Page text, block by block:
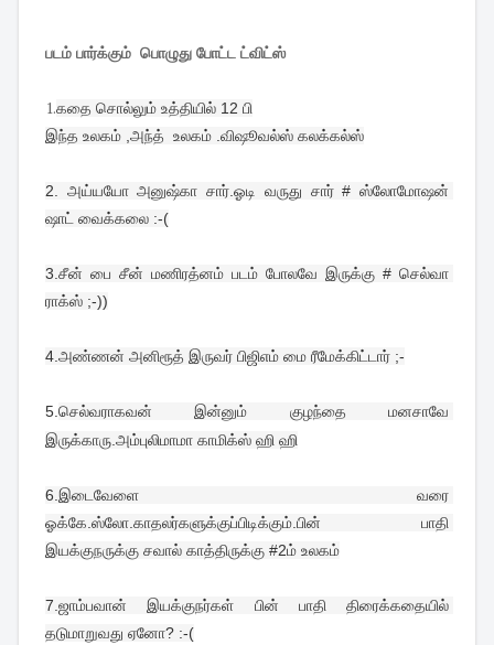
படம் பார்க்கும் பொழுது போட்ட ட்விட்ஸ்
1.கதை சொல்லும் உத்தியில் 12 பி
இந்த உலகம் ,அந்த்  உலகம் .விஷூவல்ஸ் கலக்கல்ஸ்
2. அய்யயோ அனுஷ்கா சார்.ஓடி வருது சார் # ஸ்லோமோஷன்
ஷாட் வைக்கலை :-(
3. சீன் பை சீன் மணிரத்னம் படம் போலவே இருக்கு # செல்வா
ராக்ஸ் ;-))
4. அண்ணன் அனிரூத் இருவர் பிஜிஎம் மை ரீமேக்கிட்டார் ;-
5. செல்வராகவன் இன்னும் குழந்தை மனசாவே
இருக்காரு.அம்புலிமாமா காமிக்ஸ் ஹி ஹி
6. இடைவேளை வரை
ஓக்கே.ஸ்லோ.காதலர்களுக்குப்பிடிக்கும்.பின் பாதி
இயக்குநருக்கு சவால் காத்திருக்கு #2ம் உலகம்
7. ஜாம்பவான் இயக்குநர்கள் பின் பாதி திரைக்கதையில்
தடுமாறுவது ஏனோ? :-(